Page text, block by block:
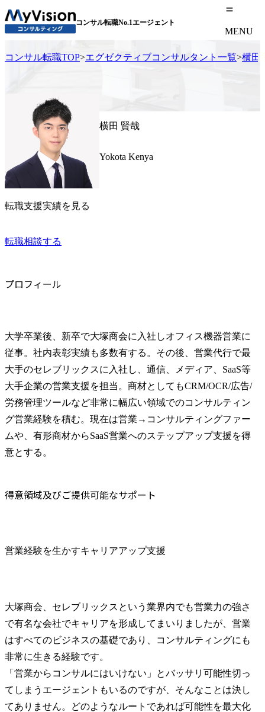
コンサル転職No.1エージェント
MENU
コンサル転職TOP>エグゼクティブコンサルタント一覧>横田
横田 賢哉
Yokota Kenya
プロフィール
大学卒業後、新卒で大塚商会に入社しオフィス機器営業に
従事。社内表彰実績も多数有する。その後、営業代行で最
大手のセレブリックスに入社し、通信、メディア、SaaS等
大手企業の営業支援を担当。商材としてもCRM/OCR/広告/
労務管理ツールなど非常に幅広い領域でのコンサルティン
グ営業経験を積む。現在は営業→コンサルティングファー
ムや、有形商材からSaaS営業へのステップアップ支援を得
意とする。
転職支援実績を見る
転職相談する
得意領域及びご提供可能なサポート
営業経験を生かすキャリアアップ支援
大塚商会、セレブリックスという業界内でも営業力の強さ
で有名な会社でキャリアを形成してまいりましたが、営業
はすべてのビジネスの基礎であり、コンサルティングにも
非常に生きる経験です。
「営業からコンサルにはいけない」とバッサリ可能性切っ
てしまうエージェントもいるのですが、そんなことは決し
てありません。どのようなルートであれば可能性を最大化